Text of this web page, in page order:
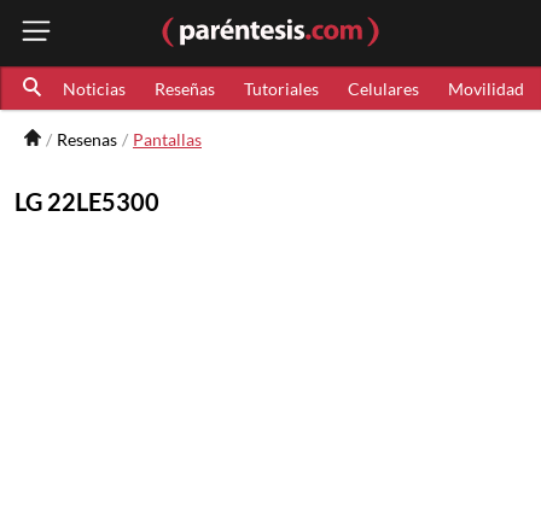
Noticias Reseñas Tutoriales Celulares Movilidad
Resenas Pantallas
LG 22LE5300